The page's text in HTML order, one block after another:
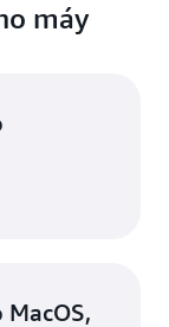
máy